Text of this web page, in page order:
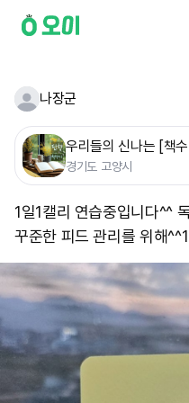
나장군
우리들의 신나는 [책
경기도 고양시
1일1캘리 연습중입니다^^
꾸준한 피드 관리를 위해^^